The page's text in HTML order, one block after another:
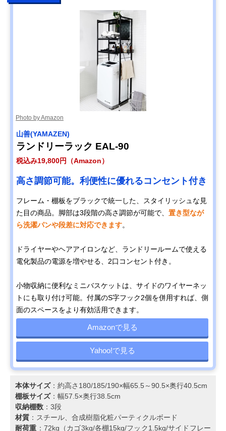
Photo by Amazon
山善(YAMAZEN)
ランドリーラック EAL-90
税込み19,800円（Amazon）
高さ調節可能。利便性に優れるコンセント付き
フレーム・棚板をブラックで統一した、スタイリッシュな見
た目の商品。脚部は3段階の高さ調節が可能で、 置き型なが
ら洗濯パンや段差に対応できます。
ドライヤーやヘアアイロンなど、ランドリールームで使える
電化製品の電源を増やせる、2口コンセント付き。
小物収納に便利なミニバスケットは、サイドのワイヤーネッ
トにも取り付け可能。付属のS字フック2個を併用すれば、側
面のスペースをより有効活用できます。
Amazonで見る
Yahoo!で見る
本体サイズ：約高さ180/185/190×幅65.5～90.5×奥行40.5cm
棚板サイズ：幅57.5×奥行38.5cm
収納棚数 ：3段
材質 ：スチール、合成樹脂化粧パーティクルボード
耐荷重 ：72kg（カゴ3kg/各棚15kg/フック1.5kg/サイドフレー